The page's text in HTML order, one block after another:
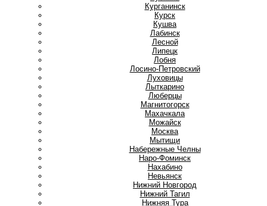
Курганинск
Курск
Кушва
Лабинск
Лесной
Липецк
Лобня
Лосино-Петровский
Луховицы
Лыткарино
Люберцы
Магнитогорск
Махачкала
Можайск
Москва
Мытищи
Набережные Челны
Наро-Фоминск
Нахабино
Невьянск
Нижний Новгород
Нижний Тагил
Нижняя Тура